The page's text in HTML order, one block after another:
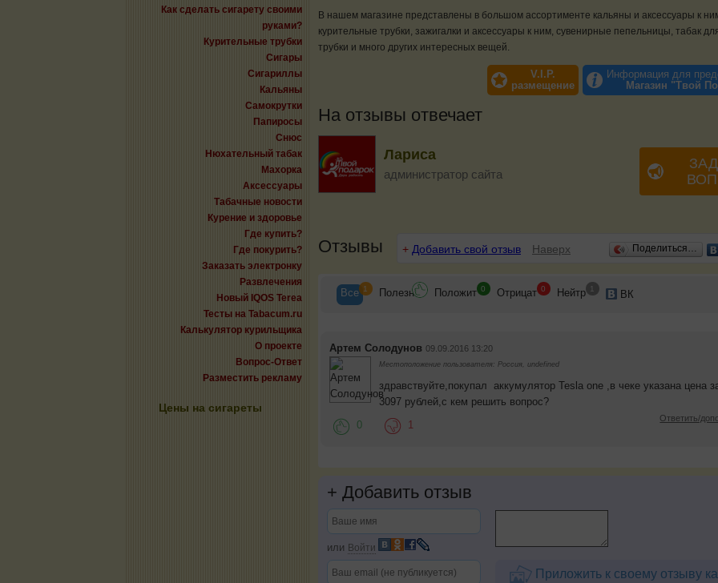
Как сделать сигарету своими
руками?
Курительные трубки
Сигары
Сигариллы
Кальяны
Самокрутки
Папиросы
Снюс
Нюхательный табак
Махорка
Аксессуары
Табачные новости
Курение и здоровье
Где купить?
Где покурить?
Заказать электронку
Развлечения
Новый IQOS Terea
Тесты на Tabacum.ru
Калькулятор курильщика
О проекте
Вопрос-Ответ
Разместить рекламу
Цены на сигареты
В нашем магазине представлены в большом ассортименте кальяны и аксессуары к
курительные трубки, зажигалки и аксессуары к ним, сувенирные пепельницы, табак
трубки и много других интересных вещей.
V.I.P.
размещение
Информация для
Магазин "Твой
На отзывы отвечает
Лариса
администратор сайта
Отзывы + Добавить свой отзыв Наверх Поделиться…
Все 1 Полезн Положит 0 Отрицат 0 Нейтр 1 ВК
Артем Солодунов 09.09.2016 13:20
Местоположение пользователя: Россия, undefined
здравствуйте,покупал аккумулятор Tesla one ,в чеке указана цена
3097 рублей,с кем решить вопрос?
Ответить/
0 1
+ Добавить отзыв
или Войти
Приложить к своему отзыву